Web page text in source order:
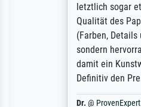
letztlich sogar etwas
Qualität des Papiers
(Farben, Details usw.)
sondern
damit ein Kunstwerk
Definitiv den Pre...
ProvenExpert